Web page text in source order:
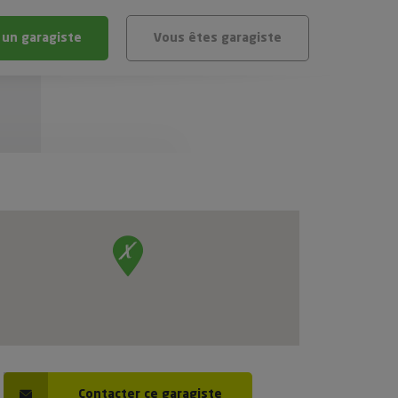
garagiste Vous êtes garagiste
Contacter ce garagiste